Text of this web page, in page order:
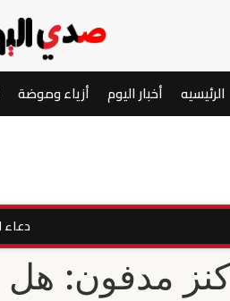
الرئيسيه أخبار اليوم أزياء وموضة
دعاء
مدفون: